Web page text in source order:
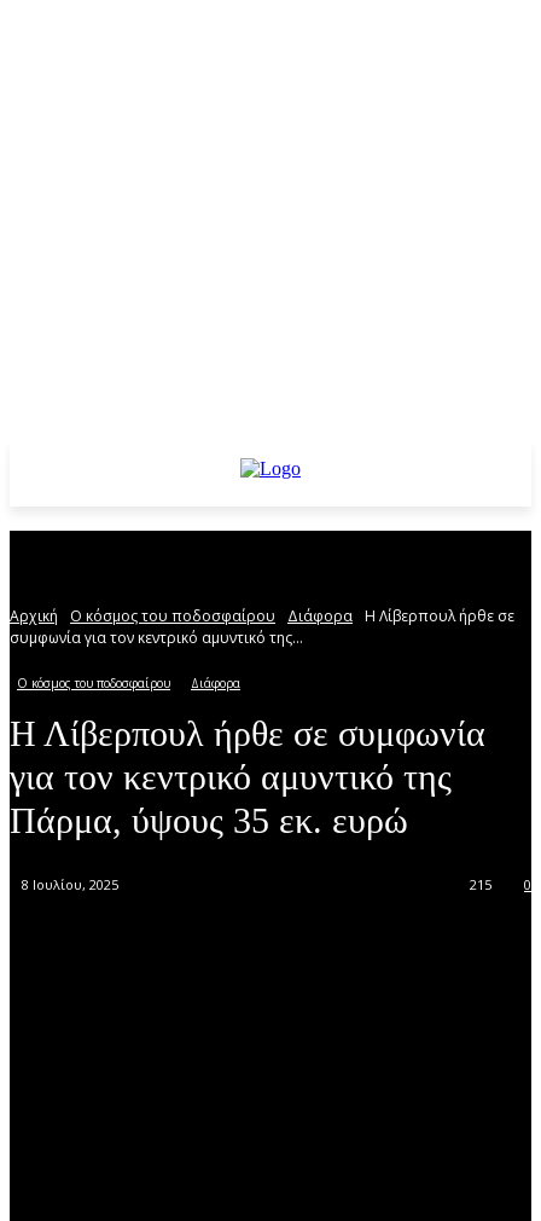
Αρχική Ο κόσμος του ποδοσφαίρου Διάφορα Η Λίβερπουλ ήρθε σε
συμφωνία για τον κεντρικό αμυντικό της...
Ο κόσμος του ποδοσφαίρου Διάφορα
Η Λίβερπουλ ήρθε σε συμφωνία
για τον κεντρικό αμυντικό της
Πάρμα, ύψους 35 εκ. ευρώ
8 Ιουλίου, 2025 0
215